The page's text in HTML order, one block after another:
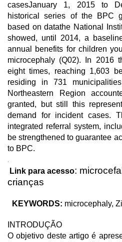
casesJanuary 1, 2015 to
historical series of the BPC
based on datathe National
showed, until 2014, a
annual benefits for children
microcephaly (Q02). In 2016
eight times, reaching 1,603
residing in 731
Northeastern Region
granted, but still this
demand for incident cases.
integrated referral system,
be strengthened to guarantee
to BPC.
.
Link para acesso:
crianças
KEYWORDS: microcephaly,
INTRODUÇÃO
O objetivo deste artigo é